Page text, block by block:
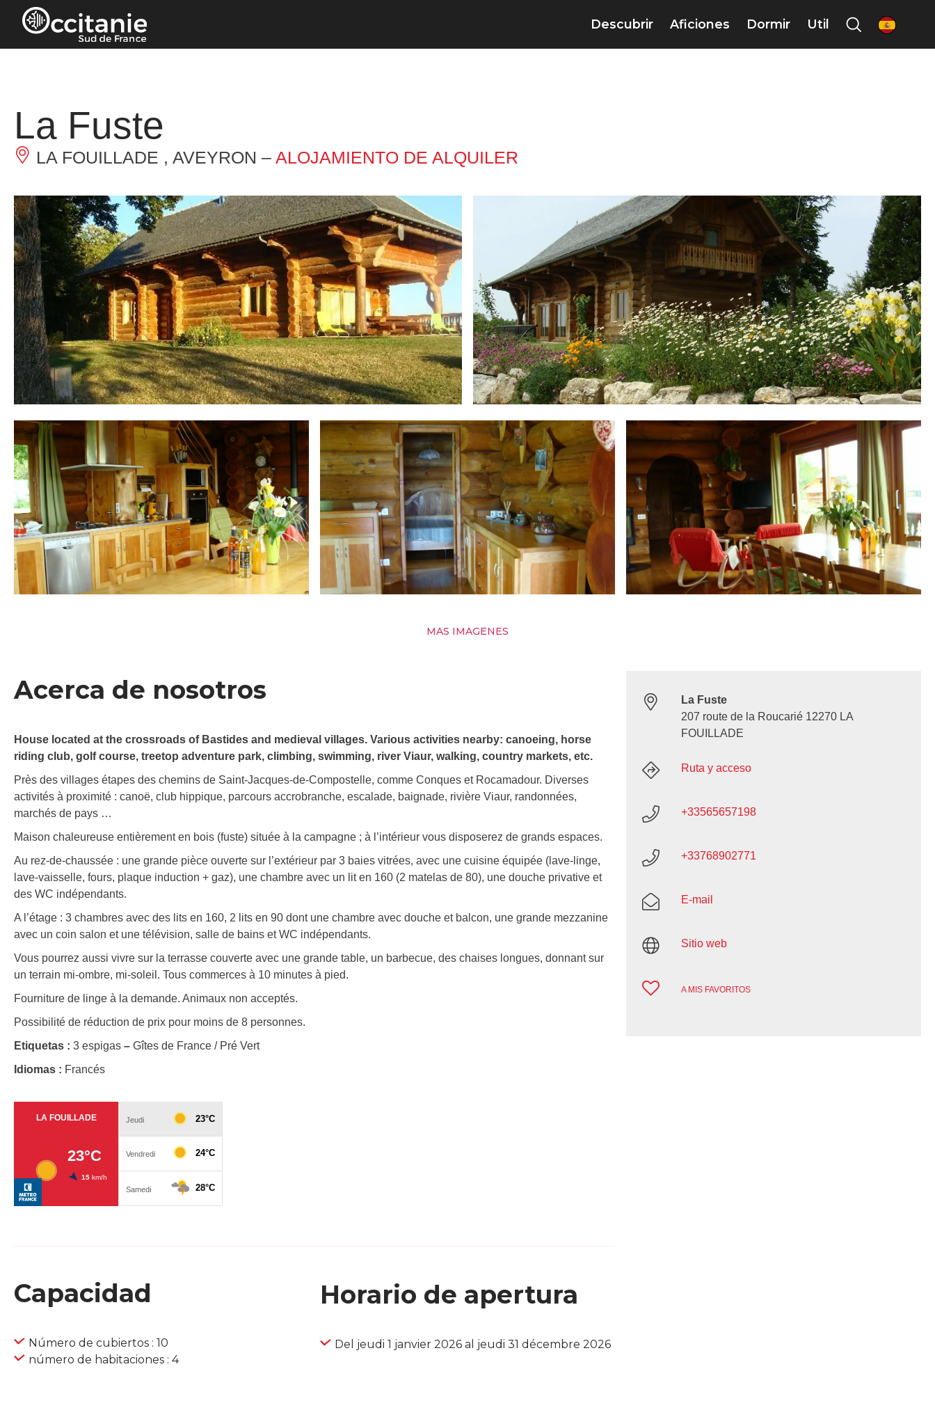
Panel de gestión de cookies
Descubrir Aficiones Dormir Util es
La Fuste
LA FOUILLADE , AVEYRON – ALOJAMIENTO DE ALQUILER
MAS IMAGENES
Acerca de nosotros
House located at the crossroads of Bastides and medieval villages. Various activities nearby: canoeing, horse
riding club, golf course, treetop adventure park, climbing, swimming, river Viaur, walking, country markets, etc.
Près des villages étapes des chemins de Saint-Jacques-de-Compostelle, comme Conques et Rocamadour. Diverses
activités à proximité : canoë, club hippique, parcours accrobranche, escalade, baignade, rivière Viaur, randonnées,
marchés de pays …
Maison chaleureuse entièrement en bois (fuste) située à la campagne ; à l’intérieur vous disposerez de grands espaces.
Au rez-de-chaussée : une grande pièce ouverte sur l’extérieur par 3 baies vitrées, avec une cuisine équipée (lave-linge,
lave-vaisselle, fours, plaque induction + gaz), une chambre avec un lit en 160 (2 matelas de 80), une douche privative et
des WC indépendants.
A l’étage : 3 chambres avec des lits en 160, 2 lits en 90 dont une chambre avec douche et balcon, une grande mezzanine
avec un coin salon et une télévision, salle de bains et WC indépendants.
Vous pourrez aussi vivre sur la terrasse couverte avec une grande table, un barbecue, des chaises longues, donnant sur
un terrain mi-ombre, mi-soleil. Tous commerces à 10 minutes à pied.
Fourniture de linge à la demande. Animaux non acceptés.
Possibilité de réduction de prix pour moins de 8 personnes.
Etiquetas : 3 espigas – Gîtes de France / Pré Vert
Idiomas : Francés
Capacidad
Número de cubiertos : 10
número de habitaciones : 4
Horario de apertura
Del jeudi 1 janvier 2026 al jeudi 31 décembre 2026
La Fuste
207 route de la Roucarié 12270 LA
FOUILLADE
Ruta y acceso
+33565657198
+33768902771
E-mail
Sitio web
A MIS FAVORITOS